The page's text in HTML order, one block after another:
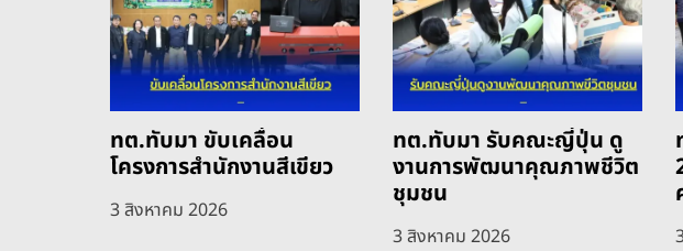
ทต.ทับมา ขับเคลื่อน
โครงการสำนักงานสีเขียว
3 สิงหาคม 2026
ทต.ทับมา รับคณะญี่ปุ่น ดู
งานการพัฒนาคุณภาพชีวิต
ชุมชน
3 สิงหาคม 2026